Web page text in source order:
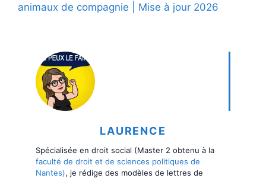
animaux de compagnie | Mise à jour 2026
LAURENCE
Spécialisée en droit social (Master 2 obtenu à la
faculté de droit et de sciences politiques de
Nantes), je rédige des modèles de lettres de